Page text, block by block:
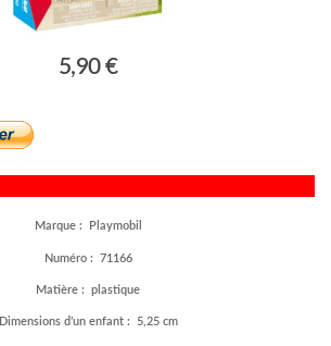
5,90 €
Marque : Playmobil
Numéro : 71166
Matière : plastique
Dimensions d’un enfant : 5,25 cm